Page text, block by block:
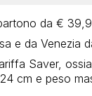
da €
e da Venezia
Saver,
cm e peso